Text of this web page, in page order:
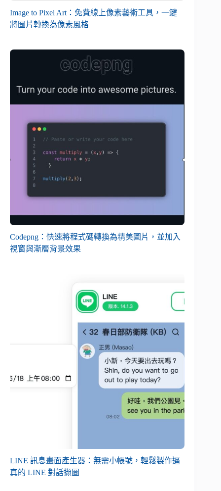
Image to Pixel Art：免費線上像素藝術工具，一鍵
將圖片轉換為像素風格
Codepng：快速將程式碼轉換為精美圖片，並加入
視窗與漸層背景效果
LINE 訊息畫面產生器：無需小帳號，輕鬆製作逼
真的 LINE 對話擷圖